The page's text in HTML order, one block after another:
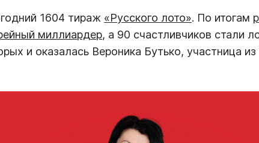
1604 тираж «Русского лото». По итогам
миллиардер, а 90 счастливчиков стали
и оказалась Вероника Бутько, участница из